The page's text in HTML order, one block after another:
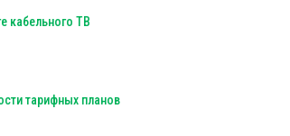
кабельного ТВ
тарифных планов